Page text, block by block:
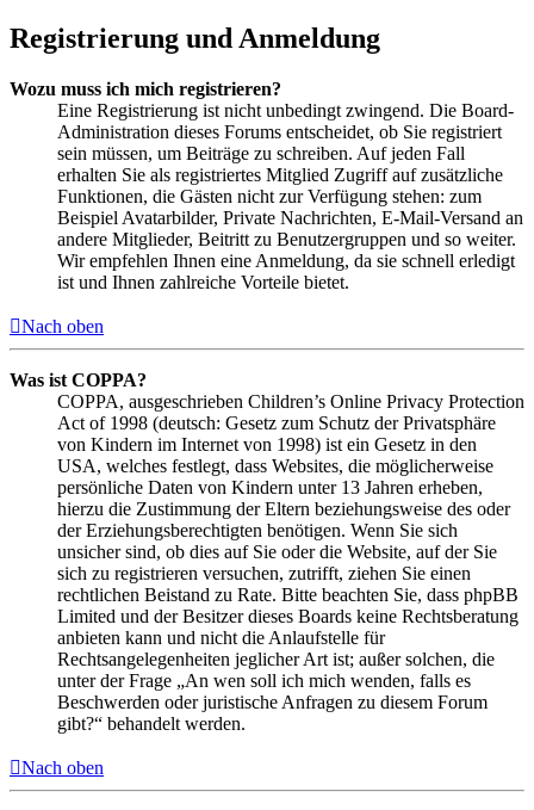
Registrierung und Anmeldung
Wozu muss ich mich registrieren?
Eine Registrierung ist nicht unbedingt zwingend. Die Board-
Administration dieses Forums entscheidet, ob Sie registriert
sein müssen, um Beiträge zu schreiben. Auf jeden Fall
erhalten Sie als registriertes Mitglied Zugriff auf zusätzliche
Funktionen, die Gästen nicht zur Verfügung stehen: zum
Beispiel Avatarbilder, Private Nachrichten, E-Mail-Versand an
andere Mitglieder, Beitritt zu Benutzergruppen und so weiter.
Wir empfehlen Ihnen eine Anmeldung, da sie schnell erledigt
ist und Ihnen zahlreiche Vorteile bietet.
Nach oben
Was ist COPPA?
COPPA, ausgeschrieben Children’s Online Privacy Protection
Act of 1998 (deutsch: Gesetz zum Schutz der Privatsphäre
von Kindern im Internet von 1998) ist ein Gesetz in den
USA, welches festlegt, dass Websites, die möglicherweise
persönliche Daten von Kindern unter 13 Jahren erheben,
hierzu die Zustimmung der Eltern beziehungsweise des oder
der Erziehungsberechtigten benötigen. Wenn Sie sich
unsicher sind, ob dies auf Sie oder die Website, auf der Sie
sich zu registrieren versuchen, zutrifft, ziehen Sie einen
rechtlichen Beistand zu Rate. Bitte beachten Sie, dass phpBB
Limited und der Besitzer dieses Boards keine Rechtsberatung
anbieten kann und nicht die Anlaufstelle für
Rechtsangelegenheiten jeglicher Art ist; außer solchen, die
unter der Frage „An wen soll ich mich wenden, falls es
Beschwerden oder juristische Anfragen zu diesem Forum
gibt?“ behandelt werden.
Nach oben